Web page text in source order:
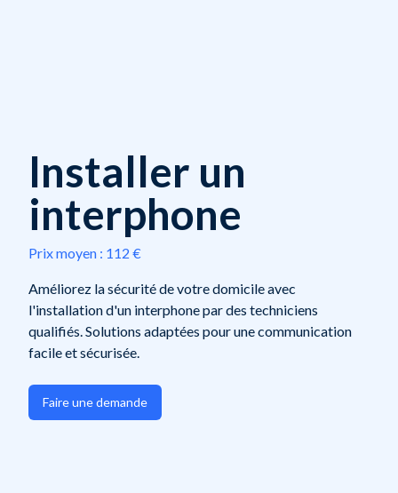
Installer un
interphone
Prix moyen : 112 €
Améliorez la sécurité de votre domicile avec
l'installation d'un interphone par des techniciens
qualifiés. Solutions adaptées pour une communication
facile et sécurisée.
Faire une demande